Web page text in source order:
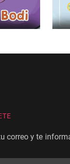
correo y te